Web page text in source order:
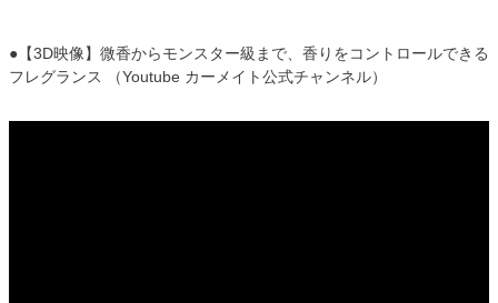
●【3D映像】微香からモンスター級まで、香りをコントロールできる
フレグランス （Youtube カーメイト公式チャンネル）